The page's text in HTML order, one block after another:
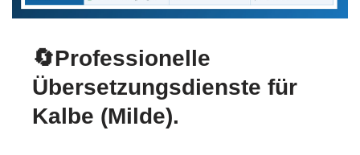
🔄Professionelle
Übersetzungsdienste für
Kalbe (Milde).